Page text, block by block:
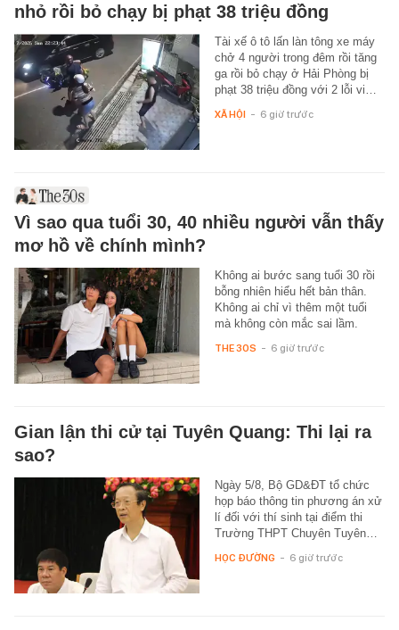
nhỏ rồi bỏ chạy bị phạt 38 triệu đồng
Tài xế ô tô lấn làn tông xe máy
chở 4 người trong đêm rồi tăng
ga rồi bỏ chạy ở Hải Phòng bị
phạt 38 triệu đồng với 2 lỗi vi…
XÃ HỘI - 6 giờ trước
Vì sao qua tuổi 30, 40 nhiều người vẫn thấy
mơ hồ về chính mình?
Không ai bước sang tuổi 30 rồi
bỗng nhiên hiểu hết bản thân.
Không ai chỉ vì thêm một tuổi
mà không còn mắc sai lầm.
THE 30S - 6 giờ trước
Gian lận thi cử tại Tuyên Quang: Thi lại ra
sao?
Ngày 5/8, Bộ GD&ĐT tổ chức
họp báo thông tin phương án xử
lí đối với thí sinh tại điểm thi
Trường THPT Chuyên Tuyên…
HỌC ĐƯỜNG - 6 giờ trước